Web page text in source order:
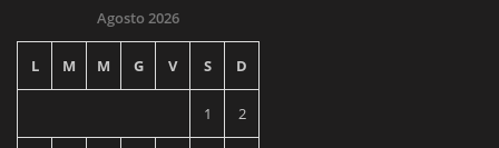
Agosto 2026
L M M G V S D
1 2